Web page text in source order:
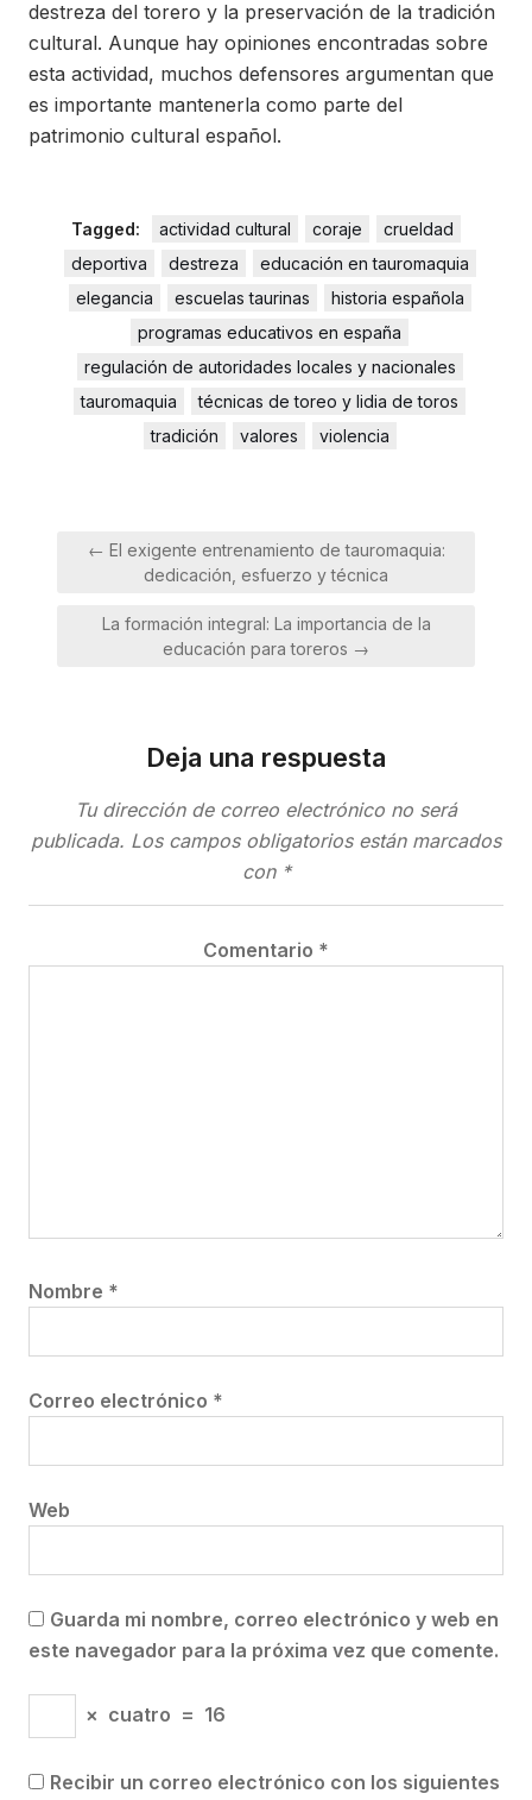
destreza del torero y la preservación de la tradición
cultural. Aunque hay opiniones encontradas sobre
esta actividad, muchos defensores argumentan que
es importante mantenerla como parte del
patrimonio cultural español.
Tagged: actividad cultural coraje
crueldad
deportiva
destreza
educación en tauromaquia
elegancia
escuelas taurinas
historia española
programas educativos en españa
regulación de autoridades locales y nacionales
tauromaquia
técnicas de toreo y lidia de toros
tradición
valores violencia
Navegación
← El exigente entrenamiento de tauromaquia:
dedicación, esfuerzo y técnica
La formación integral: La importancia de la
educación para toreros →
Deja una respuesta
Tu dirección de correo electrónico no será
publicada. Los campos obligatorios están marcados
con *
Comentario *
Nombre *
Correo electrónico *
Web
Guarda mi nombre, correo electrónico y web en
este navegador para la próxima vez que comente.
× cuatro = 16
Recibir un correo electrónico con los siguientes